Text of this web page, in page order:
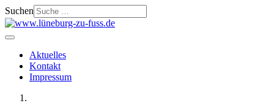
Suchen
Aktuelles
Kontakt
Impressum